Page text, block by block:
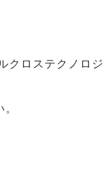
クロステクノロジ
。